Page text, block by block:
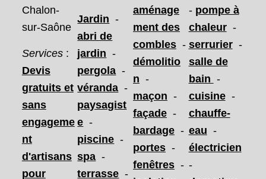
Chalon-
sur-Saône
Services:
Devis
gratuits et
sans
engageme
nt
d'artisans
pour
Jardin -
abri de
jardin -
pergola -
véranda -
paysagist
e -
piscine -
spa -
terrasse -
aménage
ment des
combles -
démolitio
n -
maçon -
façade -
bardage -
portes -
fenêtres -
- pompe à
chaleur -
serrurier -
salle de
bain -
cuisine -
chauffe-
eau -
électricien
-